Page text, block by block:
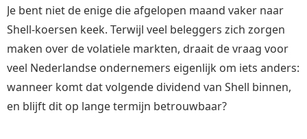
Je bent niet de enige die afgelopen maand vaker naar
Shell-koersen keek. Terwijl veel beleggers zich zorgen
maken over de volatiele markten, draait de vraag voor
veel Nederlandse ondernemers eigenlijk om iets anders:
wanneer komt dat volgende dividend van Shell binnen,
en blijft dit op lange termijn betrouwbaar?